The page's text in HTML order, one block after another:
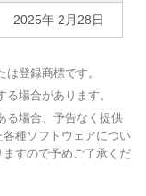
2025年 2月28日
登録商標です。
場合があります。
る場合、予告なく提供
種ソフトウェアについ
すので予めご了承くだ